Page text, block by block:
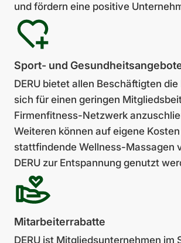
und fördern eine positive
Sport- und
DERU bietet allen Beschäf­tigten
sich für einen geringen
Firmenfitness-Netzwerk
Weiteren können auf eigene
stattfindende Wellness-Massagen
DERU zur Entspannung genutzt
Mit­arbei­terrabatte
DERU ist Mitgliedsunter­neh­men im